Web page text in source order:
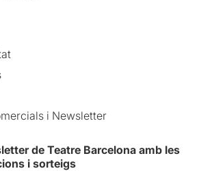
i Newsletter
de Teatre Barcelona amb les
i sorteigs